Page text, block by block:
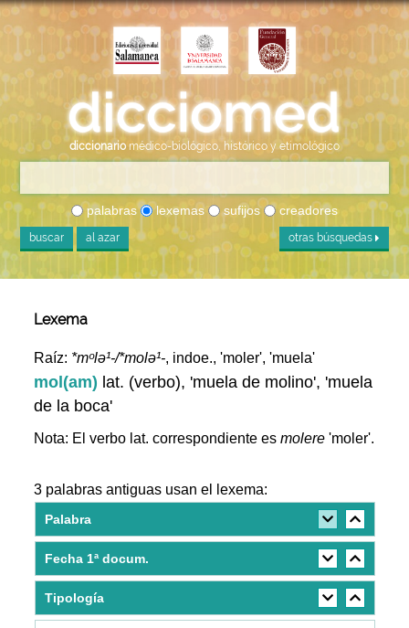
diccionario médico-biológico, histórico y etimológico
palabras lexemas sufijos creadores
buscar al azar otras búsquedas
Lexema
Raíz: *mᵒlə¹-/*molə¹-, indoe., 'moler', 'muela'
mol(am) lat. (verbo), 'muela de molino', 'muela
de la boca'
Nota: El verbo lat. correspondiente esmolere 'moler'.
3 palabras antiguas usan el lexema:
Palabra
Fecha 1ª docum.
Tipología